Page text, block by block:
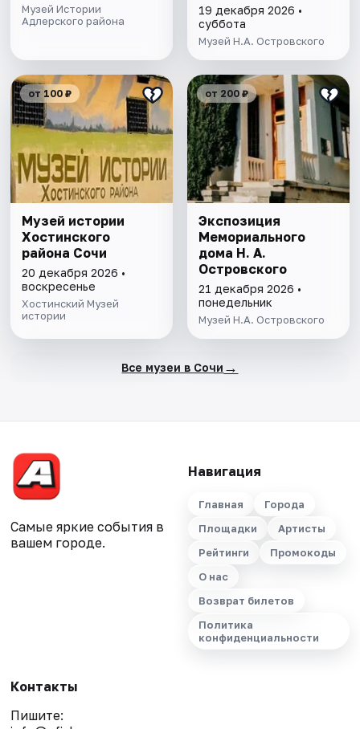
Музей Истории
Адлерского района
19 декабря 2026 •
суббота
Музей Н.А. Островского
от 100 ₽
Музей истории
Хостинского
района Сочи
20 декабря 2026 •
воскресенье
Хостинский Музей
истории
от 200 ₽
Экспозиция
Мемориального
дома Н. А.
Островского
21 декабря 2026 •
понедельник
Музей Н.А. Островского
Все музеи в Сочи →
Самые яркие события в
вашем городе.
Навигация
Главная
Города
Площадки
Артисты
Рейтинги
Промокоды
О нас
Возврат билетов
Политика
конфиденциальности
Контакты
Пишите: